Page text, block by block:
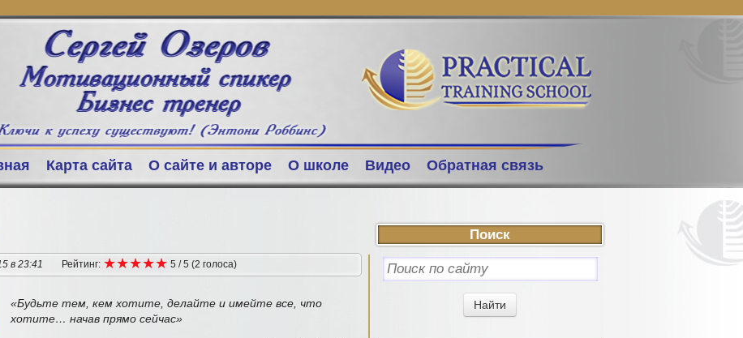
Карта сайта О сайте и авторе О школе Видео Обратная связь
в 23:41 Рейтинг: ★★★★★
★★★★★ 5 /5 (2 голоса)
«Будьте тем, кем хотите, делайте и имейте все, что
хотите… начав прямо сейчас»
Поиск